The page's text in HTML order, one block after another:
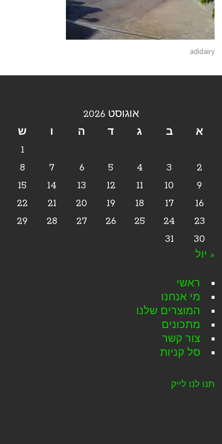
adidairy
אוגוסט 2026
א
ב ג ד ה ו
ש
1
2
3
4
5
6
7
8
9
10
11
12
13
14
15
16
17
18
19
20
21
22
23
24
25
26
27
28
29
30
31
« יול
ראשי
מי אנחנו
המוצרים שלנו
מתכונים
צור קשר
סל קניות
תנו לנו לייק